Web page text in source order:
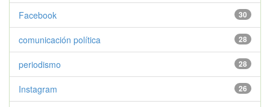
30
Facebook
28
comunicación política
28
periodismo
26
Instagram